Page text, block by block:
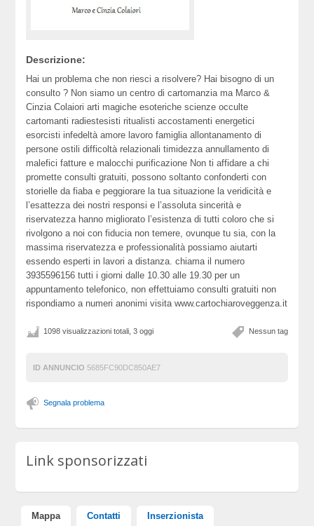
Descrizione:
Hai un problema che non riesci a risolvere? Hai bisogno di un
consulto ? Non siamo un centro di cartomanzia ma Marco &
Cinzia Colaiori arti magiche esoteriche scienze occulte
cartomanti radiestesisti ritualisti accostamenti energetici
esorcisti infedeltà amore lavoro famiglia allontanamento di
persone ostili difficoltà relazionali timidezza annullamento di
malefici fatture e malocchi purificazione Non ti affidare a chi
promette consulti gratuiti, possono soltanto confonderti con
storielle da fiaba e peggiorare la tua situazione la veridicità e
l’esattezza dei nostri responsi e l’assoluta sincerità e
riservatezza hanno migliorato l’esistenza di tutti coloro che si
rivolgono a noi con fiducia non temere, ovunque tu sia, con la
massima riservatezza e professionalità possiamo aiutarti
essendo esperti in lavori a distanza. chiama il numero
3935596156 tutti i giorni dalle 10.30 alle 19.30 per un
appuntamento telefonico, non effettuiamo consulti gratuiti non
rispondiamo a numeri anonimi visita www.cartochiaroveggenza.it
Nessun tag
1098 visualizzazioni totali, 3 oggi
ID ANNUNCIO 5685FC90DC850AE7
Segnala problema
Link sponsorizzati
Mappa Contatti Inserzionista